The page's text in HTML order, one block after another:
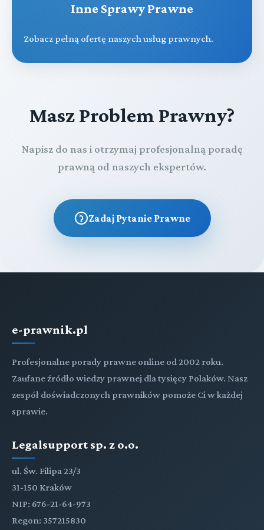
Inne Sprawy Prawne
Zobacz pełną ofertę naszych usług prawnych.
Masz Problem Prawny?
Napisz do nas i otrzymaj profesjonalną poradę
prawną od naszych ekspertów.
Zadaj Pytanie Prawne
e-prawnik.pl
Profesjonalne porady prawne online od 2002 roku.
Zaufane źródło wiedzy prawnej dla tysięcy Polaków. Nasz
zespół doświadczonych prawników pomoże Ci w każdej
sprawie.
Legalsupport sp. z o.o.
ul. Św. Filipa 23/3
31-150 Kraków
NIP: 676-21-64-973
Regon: 357215830